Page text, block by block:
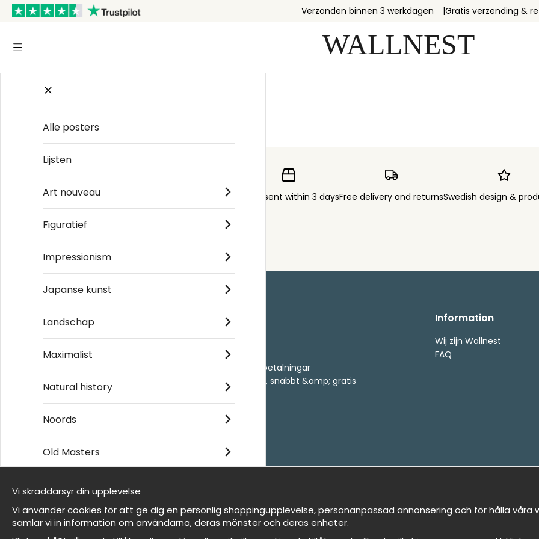
Verzonden binnen 3 werkdagen Gratis verzending &
Order sent within 3 daysFree delivery and returnsSwedish design &
Kontakta oss
- Returer och återbetalningar
- Leverans - enkelt, snabbt &amp; gratis
Om cookies
Mina favoriter
Information
Wij zijn Wallnest
FAQ
Et harum quidem rerum facilis est et expedita
Alle posters
Lijsten
Art nouveau
Figuratief
Impressionism
Japanse kunst
Landschap
Maximalist
Natural history
Noords
Old Masters
Wij zijn Wallnest
FAQ
Vi skräddarsyr din upplevelse
Vi använder cookies för att ge dig en personlig shoppingupplevelse, personanpassad annonsering och för hålla
samlar vi in information om användarna, deras mönster och deras enheter.